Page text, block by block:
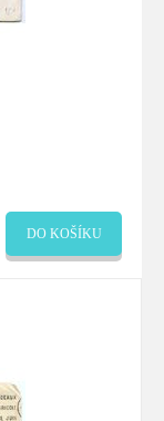
DO KOŠÍKU